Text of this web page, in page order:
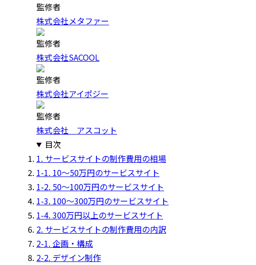
監修者
株式会社メタファー
監修者
株式会社SACOOL
監修者
株式会社アイポジー
監修者
株式会社 アスコット
目次
1. サービスサイトの制作費用の相場
1-1. 10〜50万円のサービスサイト
1-2. 50〜100万円のサービスサイト
1-3. 100〜300万円のサービスサイト
1-4. 300万円以上のサービスサイト
2. サービスサイトの制作費用の内訳
2-1. 企画・構成
2-2. デザイン制作